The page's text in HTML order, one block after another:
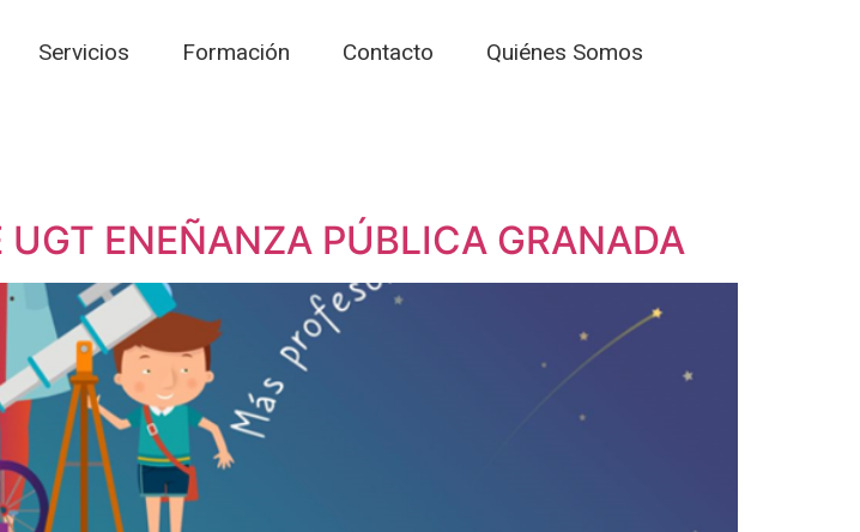
Servicios Formación Contacto Quiénes Somos
ENEÑANZA PÚBLICA GRANADA